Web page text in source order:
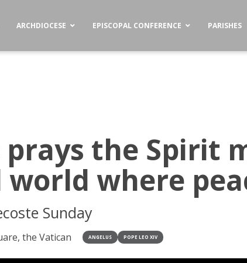
ARCHDIOCESE EPISCOPAL CONFERENCE PARISHES
prays the Spirit
where
Sunday
the Vatican ANGELUS POPE LEO XIV